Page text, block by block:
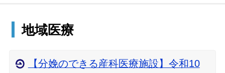
地域医療
【分娩のできる産科医療施設】令和10